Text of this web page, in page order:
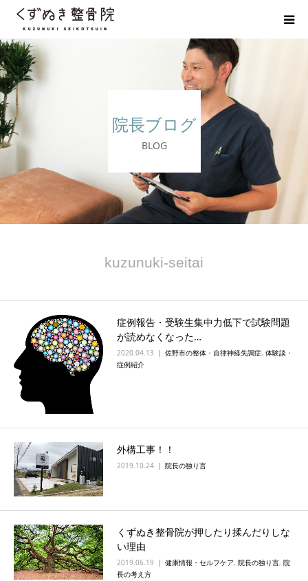
院長ブログ
BLOG
kuzunuki-seitai
症例報告・受験生集中力低下で試験問題
が読めなくなった…
2020.04.13 佐野市の整体・自律神経失調症, 体験談・
症例紹介
外構工事！！
2019.10.24 院長の独り言
くずぬき整骨院が押したり揉んだりしな
い理由
2019.06.19 健康情報・セルフケア, 院長の独り言, 院
長の考え方
お客様の声
院長ブログ
佐野市の交通事故治療 整骨院